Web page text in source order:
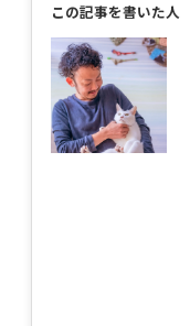
この記事を書いた人